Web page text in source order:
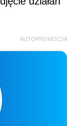
AUTOPROMOCJA